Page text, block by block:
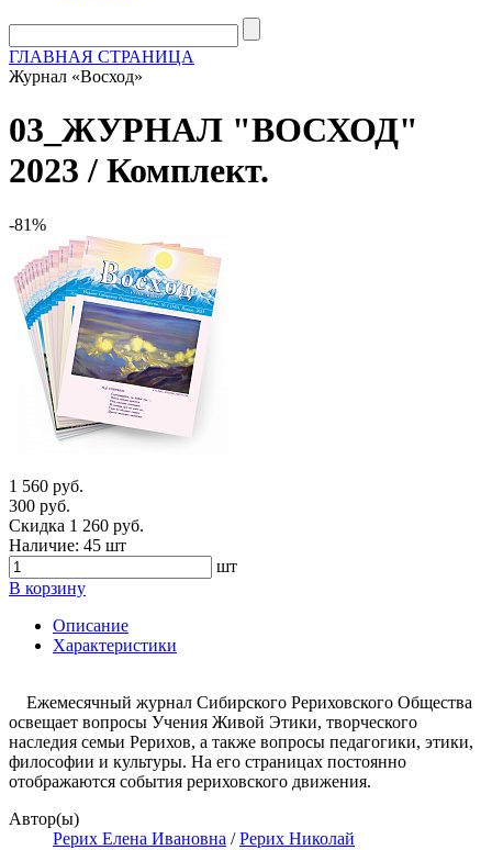
ГЛАВНАЯ СТРАНИЦА
Журнал «Восход»
03_ЖУРНАЛ "ВОСХОД"
2023 / Комплект.
-81%
1 560 руб.
300 руб.
Скидка 1 260 руб.
Наличие: 45 шт
шт
В корзину
Описание
Характеристики
Ежемесячный журнал Сибирского Рериховского Общества
освещает вопросы Учения Живой Этики, творческого
наследия семьи Рерихов, а также вопросы педагогики, этики,
философии и культуры. На его страницах постоянно
отображаются события рериховского движения.
Автор(ы)
Рерих Елена Ивановна /Рерих Николай